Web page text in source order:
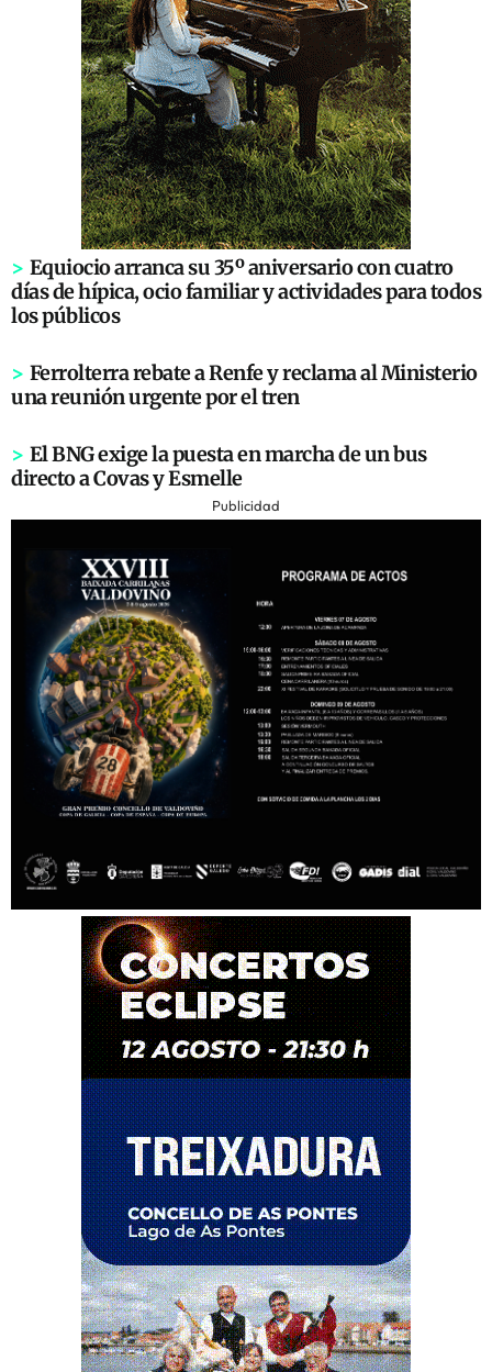
> Equiocio arranca su 35º aniversario con cuatro
días de hípica, ocio familiar y actividades para todos
los públicos
> Ferrolterra rebate a Renfe y reclama al Ministerio
una reunión urgente por el tren
> El BNG exige la puesta en marcha de un bus
directo a Covas y Esmelle
Publicidad